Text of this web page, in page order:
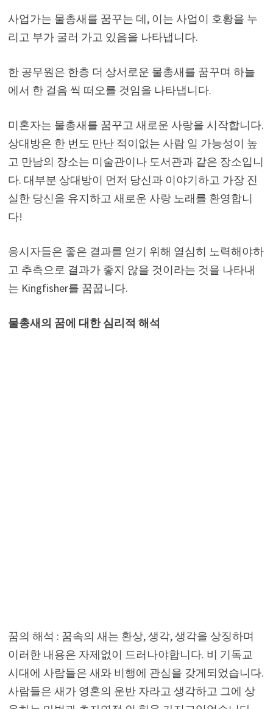
사업가는 물총새를 꿈꾸는 데, 이는 사업이 호황을 누
리고 부가 굴러 가고 있음을 나타냅니다.
한 공무원은 한층 더 상서로운 물총새를 꿈꾸며 하늘
에서 한 걸음 씩 떠오를 것임을 나타냅니다.
미혼자는 물총새를 꿈꾸고 새로운 사랑을 시작합니다.
상대방은 한 번도 만난 적이없는 사람 일 가능성이 높
고 만남의 장소는 미술관이나 도서관과 같은 장소입니
다. 대부분 상대방이 먼저 당신과 이야기하고 가장 진
실한 당신을 유지하고 새로운 사랑 노래를 환영합니
다!
응시자들은 좋은 결과를 얻기 위해 열심히 노력해야하
고 추측으로 결과가 좋지 않을 것이라는 것을 나타내
는 Kingfisher를 꿈꿉니다.
물총새의 꿈에 대한 심리적 해석
꿈의 해석 : 꿈속의 새는 환상, 생각, 생각을 상징하며
이러한 내용은 자제없이 드러나야합니다. 비 기독교
시대에 사람들은 새와 비행에 관심을 갖게되었습니다.
사람들은 새가 영혼의 운반 자라고 생각하고 그에 상